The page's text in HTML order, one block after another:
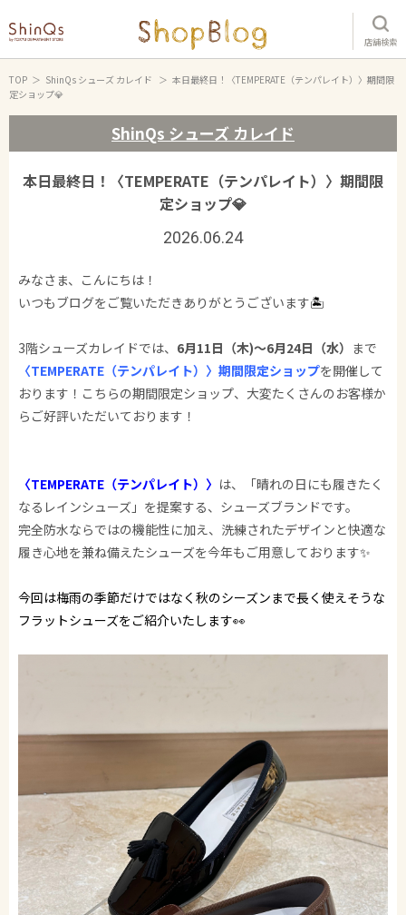
店舗検索
TOP ShinQs シューズ カレイド
本日最終日！〈TEMPERATE（テンパレイト）〉期間限
定ショップ💎
ShinQs シューズ カレイド
本日最終日！〈TEMPERATE（テンパレイト）〉期間限
定ショップ💎
2026.06.24
みなさま、こんにちは！
いつもブログをご覧いただきありがとうございます🏝️
3階シューズカレイドでは、 6月11日（木)～6月24日（水） まで
〈TEMPERATE（テンパレイト）〉期間限定ショップを開催して
おります！こちらの期間限定ショップ、大変たくさんのお客様か
らご好評いただいております！
〈TEMPERATE（テンパレイト）〉 は、「晴れの日にも履きたく
なるレインシューズ」を提案する、シューズブランドです。
完全防水ならではの機能性に加え、洗練されたデザインと快適な
履き心地を兼ね備えたシューズを今年もご用意しております✨
今回は梅雨の季節だけではなく秋のシーズンまで長く使えそうな
フラットシューズをご紹介いたします👀